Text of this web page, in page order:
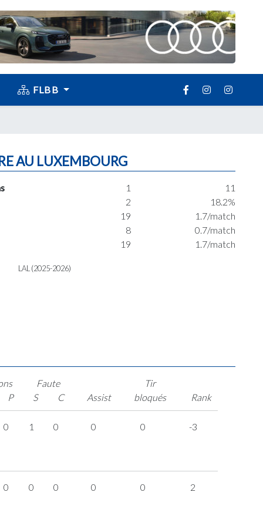
FLBB
AU LUXEMBOURG
1
11
2
18.2%
19
1.7/match
8
0.7/match
19 1.7/match
LAL (2025-2026)
P
Faute
S
C Assist
Tir
bloqués
Rank
0 1 0 0 0 -3
0 0 0 0 0 2